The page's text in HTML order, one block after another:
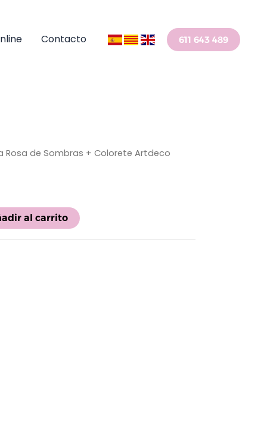
Contacto 611 643 489
Rosa de Sombras + Colorete Artdeco
al carrito